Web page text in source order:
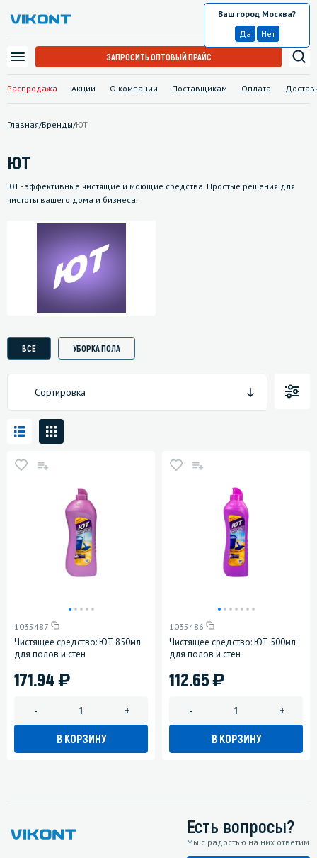
Распродажа Акции О компании Поставщикам Оплата
Москва
Ваш город Москва?
Да
Нет
ЗАПРОСИТЬ ОПТОВЫЙ ПРАЙС
Главная/Бренды/ЮТ
ЮТ
ЮТ - эффективные чистящие и моющие средства. Простые решения для
чистоты вашего дома и бизнеса.
ВСЕ УБОРКА ПОЛА
Сортировка
1035487
Чистящее средство: ЮТ 850мл
для полов и стен
171.94)
- +
В КОРЗИНУ
1035486
Чистящее средство: ЮТ 500мл
для полов и стен
112.65)
- +
В КОРЗИНУ
Есть вопросы?
Мы с радостью на них ответим